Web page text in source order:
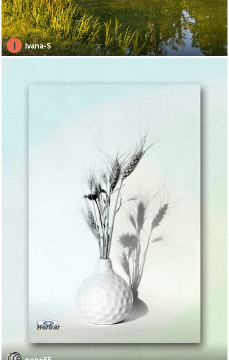
I Ivana-S